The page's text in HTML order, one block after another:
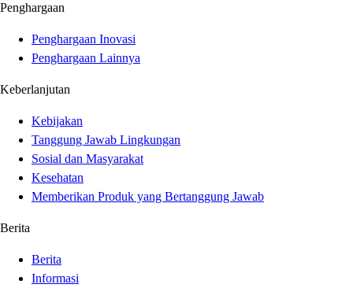
Penghargaan
Penghargaan Inovasi
Penghargaan Lainnya
Keberlanjutan
Kebijakan
Tanggung Jawab Lingkungan
Sosial dan Masyarakat
Kesehatan
Memberikan Produk yang Bertanggung Jawab
Berita
Berita
Informasi